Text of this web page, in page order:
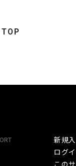
新規
ログ
この